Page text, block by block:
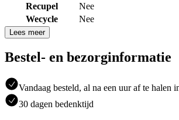
Recupel
Nee
Wecycle
Nee
Lees meer
Bestel- en bezorginformatie
Vandaag besteld, al na een uur af te halen
30 dagen bedenktijd